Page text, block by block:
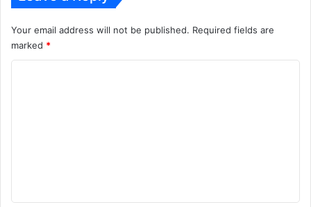
Your email address will not be published. Required fields are
marked *